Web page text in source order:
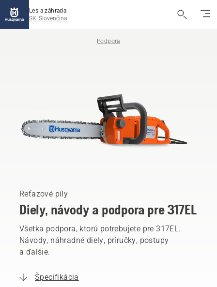
Les a záhrada
SK, Slovenčina
Podpora
Reťazové píly
Diely, návody a podpora pre 317EL
Všetka podpora, ktorú potrebujete pre 317EL.
Návody, náhradné diely, príručky, postupy
a ďalšie.
Špecifikácia